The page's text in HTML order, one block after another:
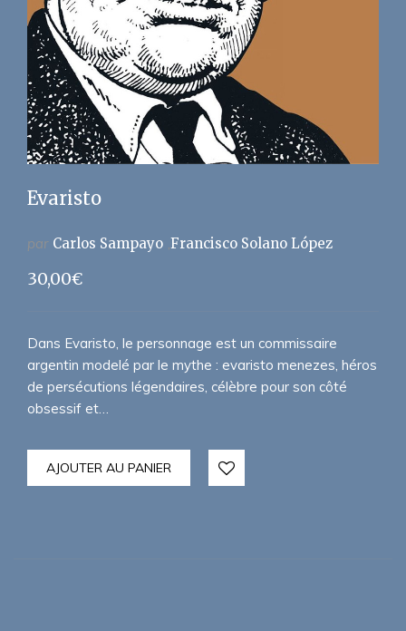
Evaristo
par Carlos Sampayo Francisco Solano López
30,00€
Dans Evaristo, le personnage est un commissaire
argentin modelé par le mythe : evaristo menezes, héros
de persécutions légendaires, célèbre pour son côté
obsessif et…
AJOUTER AU PANIER